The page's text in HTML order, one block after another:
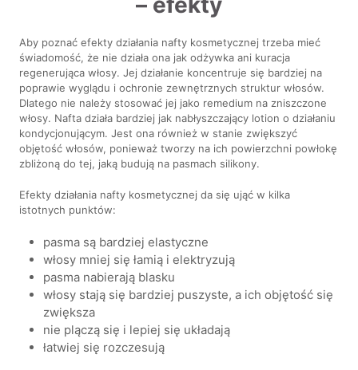
Aby poznać efekty działania nafty kosmetycznej trzeba mieć
świadomość, że nie działa ona jak odżywka ani kuracja
regenerująca włosy. Jej działanie koncentruje się bardziej na
poprawie wyglądu i ochronie zewnętrznych struktur włosów.
Dlatego nie należy stosować jej jako remedium na zniszczone
włosy. Nafta działa bardziej jak nabłyszczający lotion o działaniu
kondycjonującym. Jest ona również w stanie zwiększyć
objętość włosów, ponieważ tworzy na ich powierzchni powłokę
zbliżoną do tej, jaką budują na pasmach silikony.
Efekty działania nafty kosmetycznej da się ująć w kilka
istotnych punktów:
pasma są bardziej elastyczne
włosy mniej się łamią i elektryzują
pasma nabierają blasku
włosy stają się bardziej puszyste, a ich objętość się
zwiększa
nie plączą się i lepiej się układają
łatwiej się rozczesują